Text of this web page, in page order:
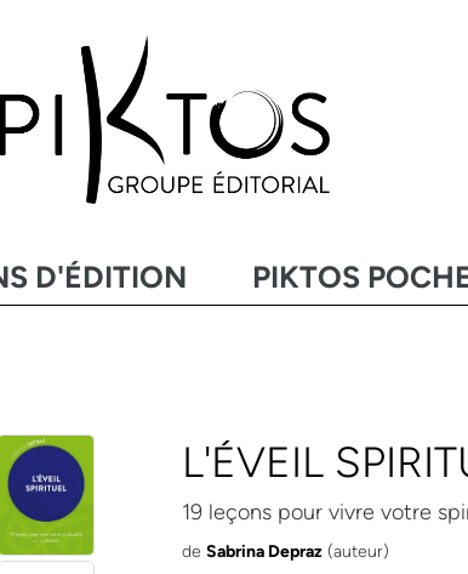
D'ÉDITION PIKTOS
L'ÉVEIL
19 leçons pour vivre votre
de Sabrina Depraz (auteur)